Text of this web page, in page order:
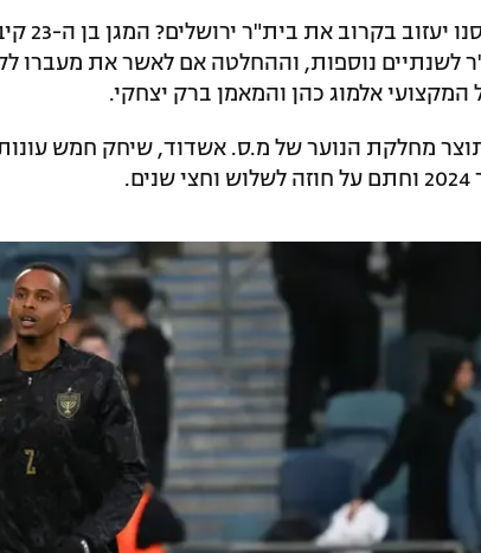
זוהר
לשנתיים נוספות, וההחלטה אם לאשר את מעברו
המקצועי אלמוג כהן והמאמן ברק יצחקי.
מחלקת הנוער של מ.ס. אשדוד, שיחק חמש